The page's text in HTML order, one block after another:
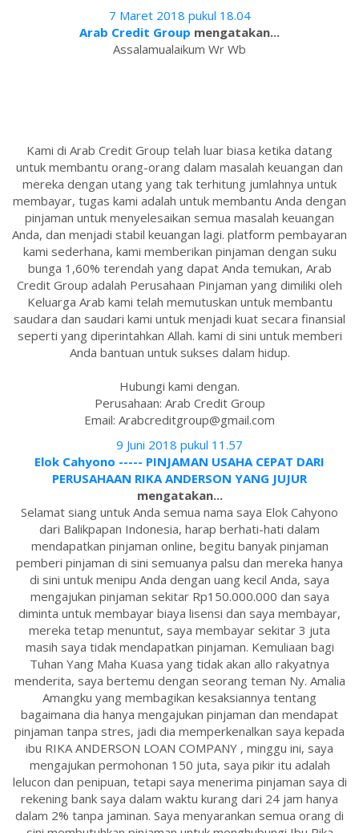
7 Maret 2018 pukul 18.04
Arab Credit Group mengatakan...
Assalamualaikum Wr Wb
Kami di Arab Credit Group telah luar biasa ketika datang
untuk membantu orang-orang dalam masalah keuangan dan
mereka dengan utang yang tak terhitung jumlahnya untuk
membayar, tugas kami adalah untuk membantu Anda dengan
pinjaman untuk menyelesaikan semua masalah keuangan
Anda, dan menjadi stabil keuangan lagi. platform pembayaran
kami sederhana, kami memberikan pinjaman dengan suku
bunga 1,60% terendah yang dapat Anda temukan, Arab
Credit Group adalah Perusahaan Pinjaman yang dimiliki oleh
Keluarga Arab kami telah memutuskan untuk membantu
saudara dan saudari kami untuk menjadi kuat secara finansial
seperti yang diperintahkan Allah. kami di sini untuk memberi
Anda bantuan untuk sukses dalam hidup.
Hubungi kami dengan.
Perusahaan: Arab Credit Group
Email: Arabcreditgroup@gmail.com
9 Juni 2018 pukul 11.57
Elok Cahyono ----- PINJAMAN USAHA CEPAT DARI
PERUSAHAAN RIKA ANDERSON YANG JUJUR
mengatakan...
Selamat siang untuk Anda semua nama saya Elok Cahyono
dari Balikpapan Indonesia, harap berhati-hati dalam
mendapatkan pinjaman online, begitu banyak pinjaman
pemberi pinjaman di sini semuanya palsu dan mereka hanya
di sini untuk menipu Anda dengan uang kecil Anda, saya
mengajukan pinjaman sekitar Rp150.000.000 dan saya
diminta untuk membayar biaya lisensi dan saya membayar,
mereka tetap menuntut, saya membayar sekitar 3 juta
masih saya tidak mendapatkan pinjaman. Kemuliaan bagi
Tuhan Yang Maha Kuasa yang tidak akan allo rakyatnya
menderita, saya bertemu dengan seorang teman Ny. Amalia
Amangku yang membagikan kesaksiannya tentang
bagaimana dia hanya mengajukan pinjaman dan mendapat
pinjaman tanpa stres, jadi dia memperkenalkan saya kepada
ibu RIKA ANDERSON LOAN COMPANY , minggu ini, saya
mengajukan permohonan 150 juta, saya pikir itu adalah
lelucon dan penipuan, tetapi saya menerima pinjaman saya di
rekening bank saya dalam waktu kurang dari 24 jam hanya
dalam 2% tanpa jaminan. Saya menyarankan semua orang di